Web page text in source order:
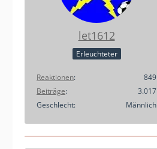
let1612
Erleuchteter
Reaktionen
849
Beiträge
3.017
Geschlecht
Männlich